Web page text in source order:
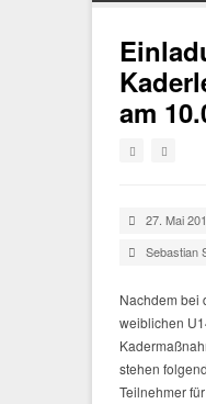
am
27. Mai
Sebastian
Nachdem bei
weiblichen
stehen
Teilnehmer